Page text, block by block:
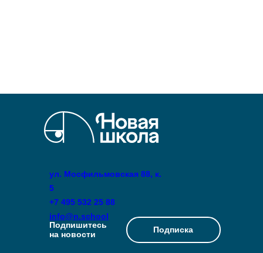
Подписка
Подпишитесь
на новости
ул. Мосфильмовская 88, к.
5
+7 495 532 25 88
info@n.school